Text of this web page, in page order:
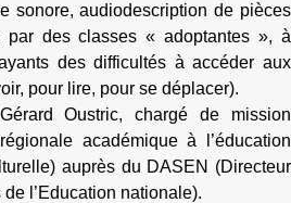
sonore, audiodescription de pièces
par des classes « adoptantes », à
des difficultés à accéder aux
pour lire, pour se déplacer).
Oustric, chargé de mission
académique à l’éducation
auprès du DASEN (Directeur
l’Education nationale).